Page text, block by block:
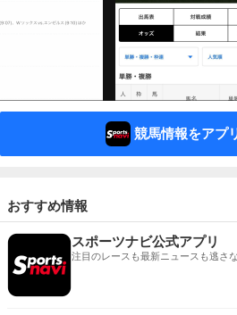
競馬情報をアプ
おすすめ情報
スポーツナビ公式アプリ
注目のレースも最新ニュースも逃さ